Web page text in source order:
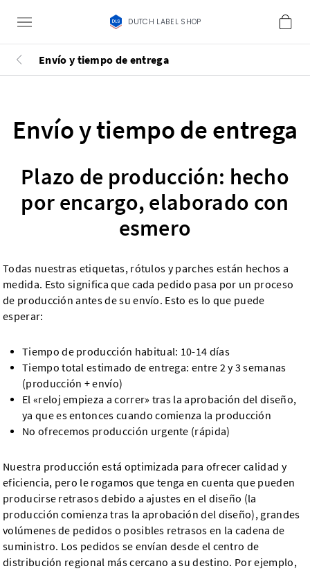
DUTCH LABEL SHOP
Envío y tiempo de entrega
Envío y tiempo de entrega
Plazo de producción: hecho
por encargo, elaborado con
esmero
Todas nuestras etiquetas, rótulos y parches están hechos a
medida. Esto significa que cada pedido pasa por un proceso
de producción antes de su envío. Esto es lo que puede
esperar:
Tiempo de producción habitual: 10-14 días
Tiempo total estimado de entrega: entre 2 y 3 semanas
(producción + envío)
El «reloj empieza a correr» tras la aprobación del diseño,
ya que es entonces cuando comienza la producción
No ofrecemos producción urgente (rápida)
Nuestra producción está optimizada para ofrecer calidad y
eficiencia, pero le rogamos que tenga en cuenta que pueden
producirse retrasos debido a ajustes en el diseño (la
producción comienza tras la aprobación del diseño), grandes
volúmenes de pedidos o posibles retrasos en la cadena de
suministro. Los pedidos se envían desde el centro de
distribución regional más cercano a su destino. Por ejemplo,